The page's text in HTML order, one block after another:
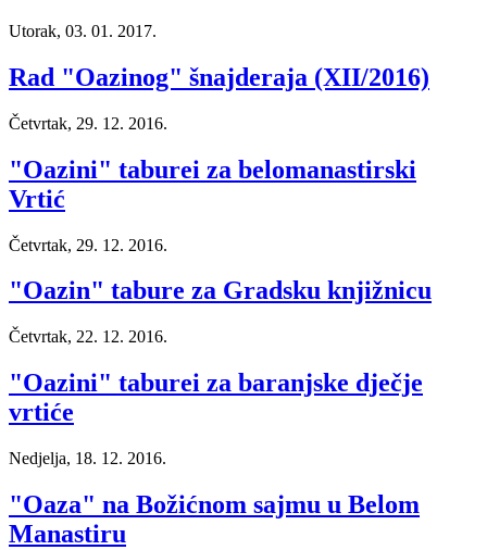
Utorak, 03. 01. 2017.
Rad "Oazinog" šnajderaja (XII/2016)
Četvrtak, 29. 12. 2016.
"Oazini" taburei za belomanastirski
Vrtić
Četvrtak, 29. 12. 2016.
"Oazin" tabure za Gradsku knjižnicu
Četvrtak, 22. 12. 2016.
"Oazini" taburei za baranjske dječje
vrtiće
Nedjelja, 18. 12. 2016.
"Oaza" na Božićnom sajmu u Belom
Manastiru